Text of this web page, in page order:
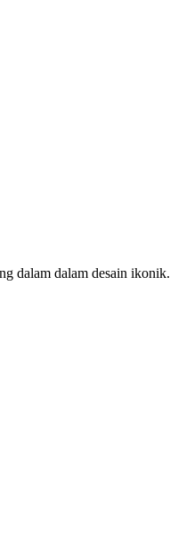
dalam dalam desain ikonik.